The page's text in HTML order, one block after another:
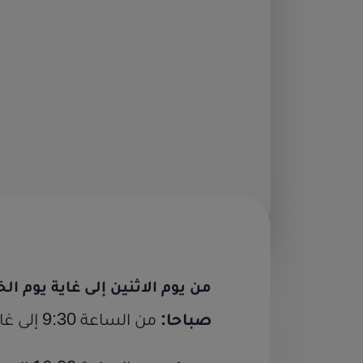
من يوم الاثنين إلى غاية يوم
صباحا: من الساعة 9:30 إلى غاية الساعة 13:30